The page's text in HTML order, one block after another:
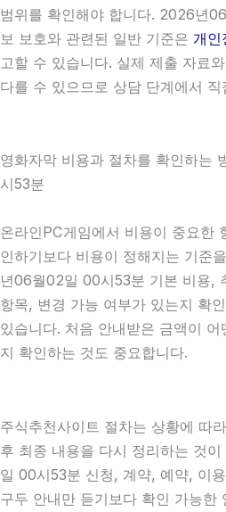
범위를 확인해야 합니다. 2026년
보 보호와 관련된 일반 기준은 개인
고할 수 있습니다. 실제 제출 자료
다를 수 있으므로 상담 단계에서
영화자막 비용과 절차를 확인하는
시53분
온라인PC게임에서 비용이 중요한
인하기보다 비용이 정해지는 기준
년06월02일 00시53분 기본 비용,
항목, 변경 가능 여부가 있는지 확
있습니다. 처음 안내받은 금액이
지 확인하는 것도 중요합니다.
주식추천사이트 절차는 상황에 따
후 최종 내용을 다시 정리하는 것
일 00시53분 신청, 계약, 예약, 이
구두 안내만 듣기보다 확인 가능한